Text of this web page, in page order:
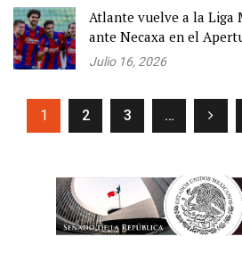
Atlante vuelve a la Liga
ante Necaxa en el
Julio 16, 2026
1 (current)
2 3 …